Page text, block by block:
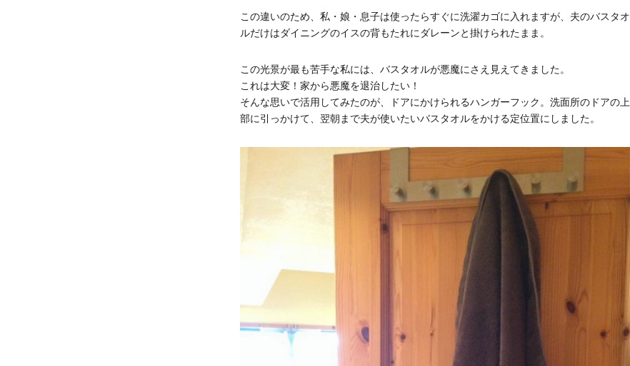
この違いのため、私・娘・息子は使ったらすぐに洗濯カゴに入れますが、夫のバスタオ
ルだけはダイニングのイスの背もたれにダレーンと掛けられたまま。
この光景が最も苦手な私には、バスタオルが悪魔にさえ見えてきました。
これは大変！家から悪魔を退治したい！
そんな思いで活用してみたのが、ドアにかけられるハンガーフック。洗面所のドアの上
部に引っかけて、翌朝まで夫が使いたいバスタオルをかける定位置にしました。